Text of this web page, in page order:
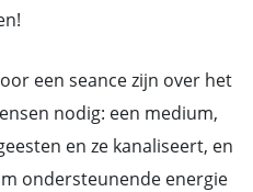
een seance zijn over het
nodig: een medium,
en ze kanaliseert, en
ondersteunende energie